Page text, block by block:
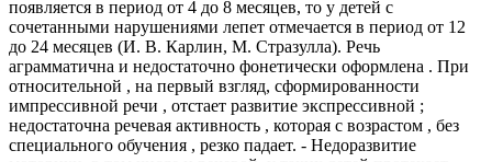
появляется в период от 4 до 8 месяцев, то у детей с
сочетанными нарушениями лепет отмечается в период от 12
до 24 месяцев (И. В. Карлин, М. Стразулла). Речь
аграмматична и недостаточно фонетически оформлена . При
относительной , на первый взгляд, сформированности
импрессивной речи , отстает развитие экспрессивной ;
недостаточна речевая активность , которая с возрастом , без
специального обучения , резко падает. - Недоразвитие